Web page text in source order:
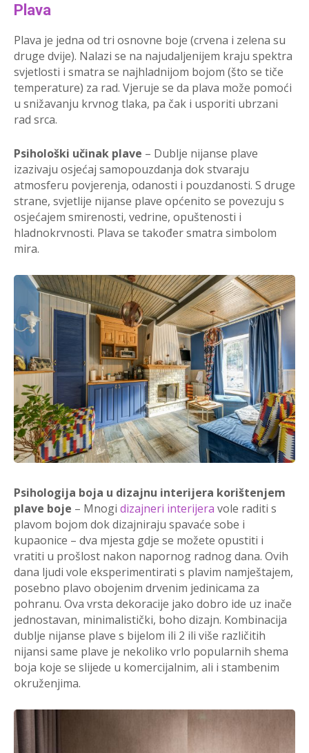
Plava
Plava je jedna od tri osnovne boje (crvena i zelena su
druge dvije). Nalazi se na najudaljenijem kraju spektra
svjetlosti i smatra se najhladnijom bojom (što se tiče
temperature) za rad. Vjeruje se da plava može pomoći
u snižavanju krvnog tlaka, pa čak i usporiti ubrzani
rad srca.
Psihološki učinak plave – Dublje nijanse plave
izazivaju osjećaj samopouzdanja dok stvaraju
atmosferu povjerenja, odanosti i pouzdanosti. S druge
strane, svjetlije nijanse plave općenito se povezuju s
osjećajem smirenosti, vedrine, opuštenosti i
hladnokrvnosti. Plava se također smatra simbolom
mira.
Psihologija boja u dizajnu interijera korištenjem
plave boje – Mnogi dizajneri interijera vole raditi s
plavom bojom dok dizajniraju spavaće sobe i
kupaonice – dva mjesta gdje se možete opustiti i
vratiti u prošlost nakon napornog radnog dana. Ovih
dana ljudi vole eksperimentirati s plavim namještajem,
posebno plavo obojenim drvenim jedinicama za
pohranu. Ova vrsta dekoracije jako dobro ide uz inače
jednostavan, minimalistički, boho dizajn. Kombinacija
dublje nijanse plave s bijelom ili 2 ili više različitih
nijansi same plave je nekoliko vrlo popularnih shema
boja koje se slijede u komercijalnim, ali i stambenim
okruženjima.